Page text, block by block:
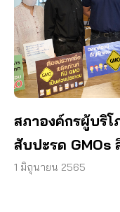
สภาองค์กรผู้บริโ
สับปะรด GMOs
1 มิถุนายน 2565